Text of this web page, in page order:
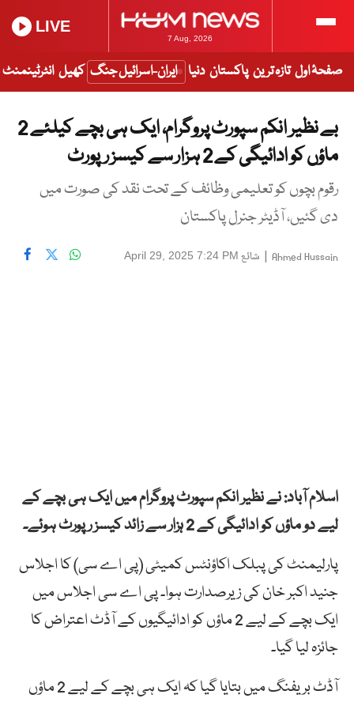
7 Aug, 2026
LIVE
صفحۂ اول تازہ ترین پاکستان دنیا ایران-اسرائیل جنگ کھیل انٹرٹینمنٹ
بے نظیر انکم سپورٹ پروگرام، ایک ہی بچے کیلئے 2
ماؤں کو ادائیگی کے 2 ہزار سے کیسز رپورٹ
رقوم بچوں کو تعلیمی وظائف کے تحت نقد کی صورت میں
دی گئیں، آڈیٹر جنرل پاکستان
Ahmed Hussain
| شائع April 29, 2025 7:24 PM
اسلام آباد: نے نظیر انکم سپورٹ پروگرام میں ایک ہی بچے کے
لیے دو ماؤں کو ادائیگی کے 2 ہزار سے زائد کیسز رپورٹ ہوئے۔
پارلیمنٹ کی پبلک اکاؤنٹس کمیٹی (پی اے سی) کا اجلاس
جنید اکبر خان کی زیرصدارت ہوا۔ پی اے سی اجلاس میں
ایک بچے کے لیے 2 ماؤں کو ادائیگیوں کے آڈٹ اعتراض کا
جائزہ لیا گیا۔
آڈٹ بریفنگ میں بتایا گیا کہ ایک ہی بچے کے لیے 2 ماؤں